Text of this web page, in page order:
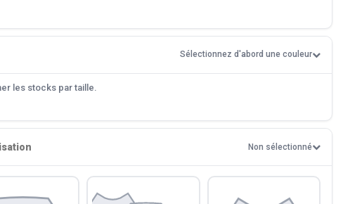
Sélectionnez d'abord une couleur
les stocks par taille.
Non sélectionné